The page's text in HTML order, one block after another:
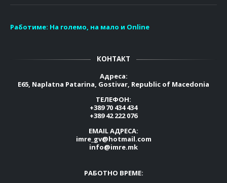
Работиме: На големо, на мало и Online
КОНТАКТ
Адреса:
E65, Naplatna Patarina, Gostivar, Republic of Macedonia
ТЕЛЕФОН:
+389 70 434 434
+389 42 222 076
EMAIL АДРЕСА:
imre_gv@hotmail.com
info@imre.mk
РАБОТНО ВРЕМЕ: